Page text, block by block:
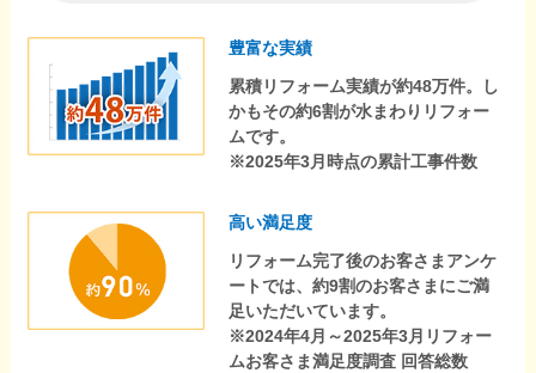
豊富な実績
累積リフォーム実績が約48万件。し
かもその約6割が水まわりリフォー
ムです。
※2025年3月時点の累計工事件数
高い満足度
リフォーム完了後のお客さまアンケ
ートでは、約9割のお客さまにご満
足いただいています。
※2024年4月～2025年3月リフォー
ムお客さま満足度調査 回答総数